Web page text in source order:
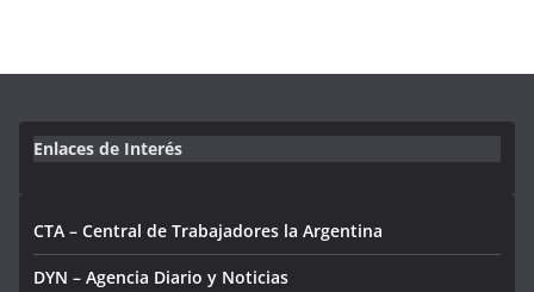
Enlaces de Interés
CTA – Central de Trabajadores la Argentina
DYN – Agencia Diario y Noticias